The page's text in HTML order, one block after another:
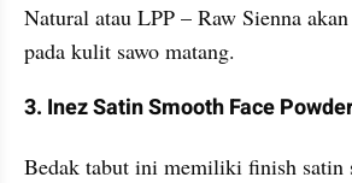
Natural atau LPP – Raw Sienna
pada kulit sawo matang.
3. Inez Satin Smooth Face
Bedak tabut ini memiliki finish satin